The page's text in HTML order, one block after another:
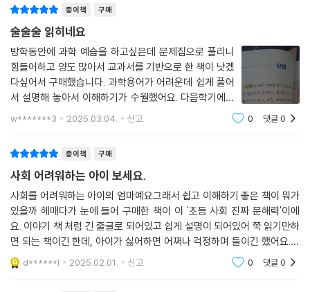
문제집이나 학습 만화로 사회 교과를 공부한 아이들은 초등학교 3학년이
되어 사회 교과서를 처음 보고, 당혹감과 절망감에 빠질 수밖에 없습니다.
예를 들어, 3학년 1학기에 학습하는 개념 중에 ‘백지도’가 있습니다. 백지
도는 사전적으로 지도의 윤곽·경계·하천·도시·철길 따위는 표시하나 글자
는 쓰지 않은 각종 정보를 기입하기 위한 작업용 기본도입니다. 물론 교과
서에서는 이보다 쉽게 표현하고 있습니다. 하지만 정의 서술 후에 바로 학
습 활동으로 이어집니다. 설명은 교사의 몫이기 때문입니다. 학생들이 수
업 시간에 교사의 설명 한 번 듣고 활동하는 것으로는 개념을 이해하기 어
결국 사회 문해력은 맥락 속에서 정확한 뜻을 파악할 수 있느냐로 끝나는
것이 아닙니다. 백지도가 어떻게 생긴 것인지 알아서 다른 지도와 구분할
수 있고, 그것을 어떻게 이용할 수 있는지를 알고 실제로 활용할 수 있는 능
력이 ‘사회 문해력’ 입니다. 용어를 암기하는 것이 아니라 맥락 속에서 개념
어를 이해하고 스스로 적용할 수 있을 때 ‘진짜 사회 문해력’을 기를 수 있
습니다. 『초등 사회 진짜 문해력』을 읽으며 ‘사회 문해력’의 기초를 탄탄히
다지면, 초등학교뿐 아니라 중고등학교 사회 공부에도 큰 도움이 될 것입
종이책 구매
술술술 읽히네요
방학동안에 과학 예습을 하고싶은데 문제집으로 풀리니
힘들어하고 양도 많아서 교과서를 기반으로 한 책이 낫겠
다싶어서 구매했습니다. 과학용어가 어려운데 쉽게 풀어
서 설명해 놓아서 이해하기가 수월했어요. 다음학기에도
구매할 예정입니다. 가볍게 예습복습하기에 좋은 것 같아
w*******3 2025.03.04. 신고 0 댓글0
종이책 구매
사회 어려워하는 아이 보세요.
사회를 어려워하는 아이의 엄마예요그래서 쉽고 이해하기 좋은 책이 뭐가
있을까 헤매다가 눈에 들어 구매한 책이 이 '초등 사회 진짜 문해력'이에
요. 이야기 책 처럼 긴 줄글로 되어있고 쉽게 설명이 되어있어 쭉 읽기만하
면 되는 책이긴 한데, 아이가 싫어하면 어쩌나 걱정하며 들이긴 했어요.초
반에는 지루하고 머리에 잘 들어오지 않는다며 힘들어했지만 적응하고 난
후부터는 내용이
d******l 2025.02.01. 신고 0 댓글0